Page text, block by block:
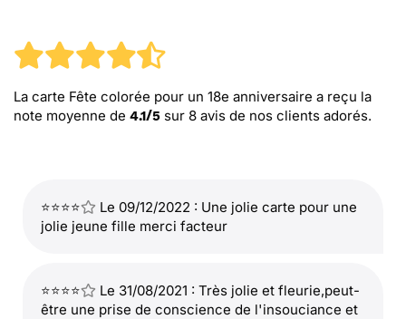
La carte Fête colorée pour un 18e anniversaire a reçu la
note moyenne de 4.1/5 sur 8 avis de nos clients adorés.
⭐⭐⭐⭐
Le 09/12/2022 : Une jolie carte pour une
jolie jeune fille merci facteur
⭐⭐⭐⭐
Le 31/08/2021 : Très jolie et fleurie,peut-
être une prise de conscience de l'insouciance et